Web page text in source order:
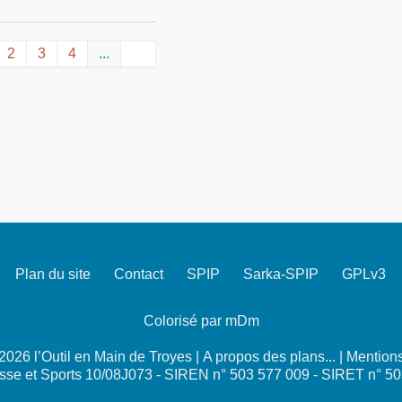
2 3 4 ...
Plan du site Contact SPIP Sarka-SPIP GPLv3
Colorisé par mDm
l’Outil en Main de Troyes | A propos des plans...
et Sports 10/08J073 - SIREN n° 503 577 009 - SIRET n°